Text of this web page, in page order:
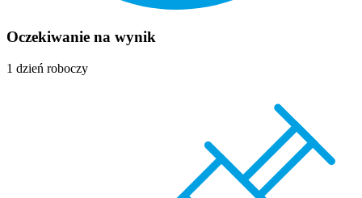
Oczekiwanie na wynik
1 dzień roboczy